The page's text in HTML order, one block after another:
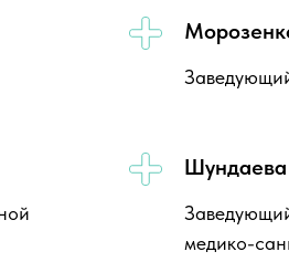
Шундаева
медико-